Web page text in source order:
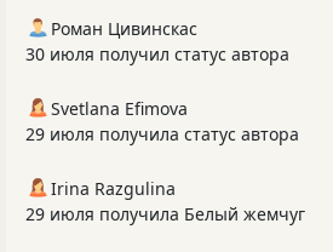
Роман Цивинскас
30 июля получил статус автора
Svetlana Efimova
29 июля получила статус автора
Irina Razgulina
29 июля получила Белый жемчуг